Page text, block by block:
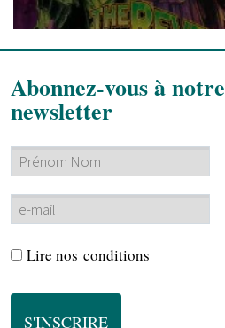
Abonnez-vous à notre
newsletter
Lire nos conditions